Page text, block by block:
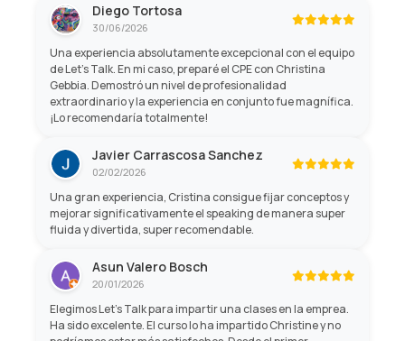
Diego Tortosa
30/06/2026
Una experiencia absolutamente excepcional con el equipo
de Let's Talk. En mi caso, preparé el CPE con Christina
Gebbia. Demostró un nivel de profesionalidad
extraordinario y la experiencia en conjunto fue magnífica.
¡Lo recomendaría totalmente!
Javier Carrascosa Sanchez
02/02/2026
Una gran experiencia, Cristina consigue fijar conceptos y
mejorar significativamente el speaking de manera super
fluida y divertida, super recomendable.
Asun Valero Bosch
20/01/2026
Elegimos Let’s Talk para impartir una clases en la emprea.
Ha sido excelente. El curso lo ha impartido Christine y no